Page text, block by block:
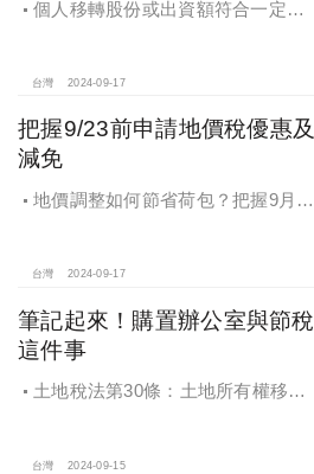
個人移轉股份或出資額符合一定條
台灣 2024-09-17
把握9/23前申請地價稅優惠及
減免
地價調整如何節省荷包？把握9月23
台灣 2024-09-17
筆記起來！購置辦公室與節稅
這件事
土地稅法第30條：土地所有權移轉
台灣 2024-09-15